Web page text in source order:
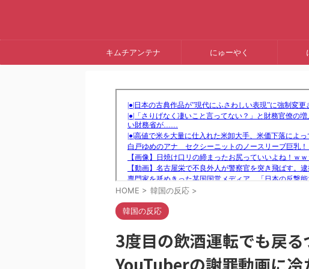
キムチアンテナ にゅーやく
HOME > 韓国の反応 >
韓国の反応
3度目の飲酒運転でも戻